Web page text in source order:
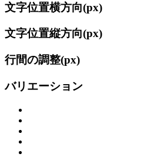
文字位置横方向(px)
文字位置縦方向(px)
行間の調整(px)
バリエーション